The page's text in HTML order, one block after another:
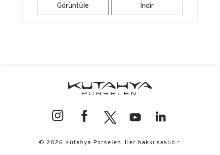
Görüntüle İndir
© 2026 Kütahya Porselen. Her hakkı saklıdır.